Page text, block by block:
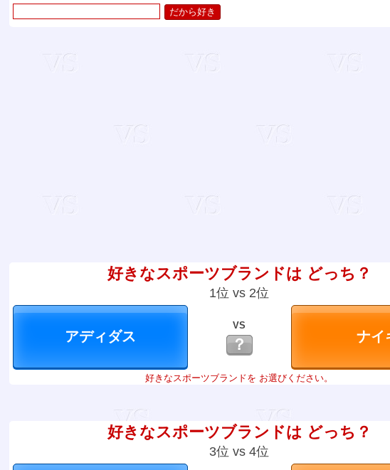
好きなスポーツブランドは どっち？
1位 vs 2位
VS
？
好きなスポーツブランドを お選びください。
好きなスポーツブランドは どっち？
3位 vs 4位